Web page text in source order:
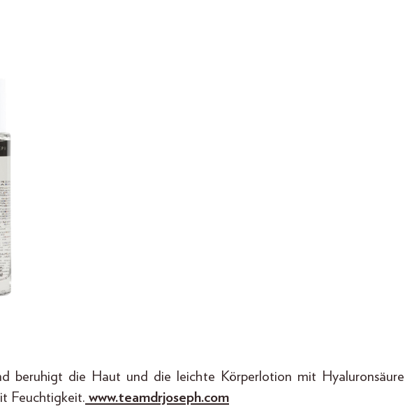
beruhigt die Haut und die leichte Körperlotion mit Hyaluronsäure
Feuchtigkeit. www.teamdrjoseph.com